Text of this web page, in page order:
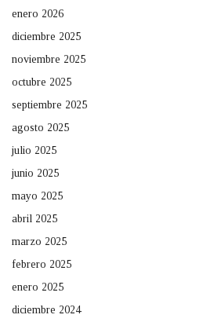
enero 2026
diciembre 2025
noviembre 2025
octubre 2025
septiembre 2025
agosto 2025
julio 2025
junio 2025
mayo 2025
abril 2025
marzo 2025
febrero 2025
enero 2025
diciembre 2024